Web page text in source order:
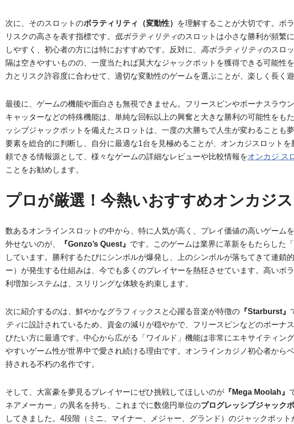
次に、そのスロットのボラティリティ（変動性）
を理解することが大切です。ボ
リスクの高さを表す指標です。 低ボラティリティのスロットは小さな勝利が頻繁
しやすく、初心者の方には特におすすめです。反対に、 高ボラティリティのスロ
隔は空きやすいものの、一度当たれば莫大なジャックポットを獲得できる可能性
力とリスク許容度に合わせて、適切な変動性のゲームを選ぶことが、楽しく長く遊
最後に、ゲームの機能や面白さも無視できません。フリースピンやボーナスラウ
キャッターなどの特殊機能は、単純な回転以上の興奮と大きな勝利の可能性をも
ッシブジャックポットを備えたスロットは、一度の大勝ちで人生が変わることも
要素を総合的に判断し、自分に最適な1台を見極めることが、オンカジスロット
頼できる情報源として、様々なゲームの詳細なレビューや比較情報をオンカジ ス
ことをお勧めします。
プロが厳選！今熱いおすすめオンカジ
数あるオンラインスロットの中から、特に人気が高く、プレイ価値の高いゲーム
外せないのが、
『Gonzo’s Quest』 です。このゲームは業界に革新をもたらした
しています。勝利するたびにシンボルが爆発し、上のシンボルが落ちてきて連鎖
ー）が発生する仕組みは、今でも多くのプレイヤーを熱狂させています。高いボ
利増加システムは、スリリングな体験を約束します。
次に紹介するのは、鮮やかなグラフィックスと心躍る音楽が特徴の『Starburst』
ティに設計されているため、資金の減りが穏やかで、フリースピンなどのボーナ
びたい方に最適です。中心から広がる「ワイルド」機能は非常にエキサイティン
やすいゲーム性が世界中で愛され続ける理由です。オンラインカジノ初心者から
持される不朽の名作です。
そして、大富豪を夢見るプレイヤーにぜひ挑戦してほしいのが『Mega Moolah』
ネアメーカー」の異名を持ち、これまでに数億円単位のプログレッシブジャック
してきました。4段階（ミニ、マイナー、メジャー、グランド）のジャックポッ